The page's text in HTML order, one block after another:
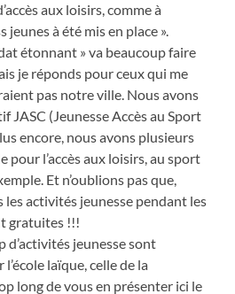
aux loisirs, comme à
jeunes à été mis en place ».
étonnant » va beaucoup faire
je réponds pour ceux qui me
pas notre ville. Nous avons
JASC (Jeunesse Accès au Sport
encore, nous avons plusieurs
pour l’accès aux loisirs, au sport
Et n’oublions pas que,
activités jeunesse pendant les
gratuites !!!
d’activités jeunesse sont
laïque, celle de la
long de vous en présenter ici le